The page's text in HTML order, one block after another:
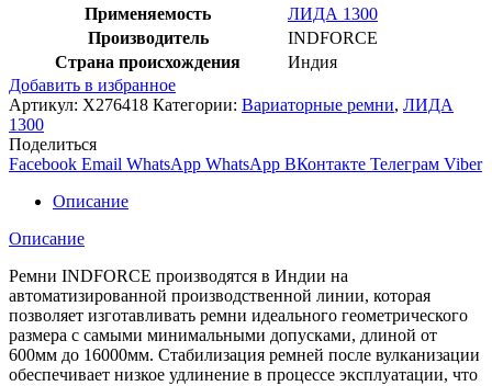
Применяемость
ЛИДА 1300
Производитель
INDFORCE
Страна происхождения
Индия
Добавить в избранное
Артикул: X276418 Категории: Вариаторные ремни, ЛИДА
1300
Поделиться
Facebook Email WhatsApp WhatsApp ВКонтакте Телеграм Viber
Описание
Описание
Ремни INDFORCE производятся в Индии на
автоматизированной производственной линии, которая
позволяет изготавливать ремни идеального геометрического
размера с самыми минимальными допусками, длиной от
600мм до 16000мм. Стабилизация ремней после вулканизации
обеспечивает низкое удлинение в процессе эксплуатации, что